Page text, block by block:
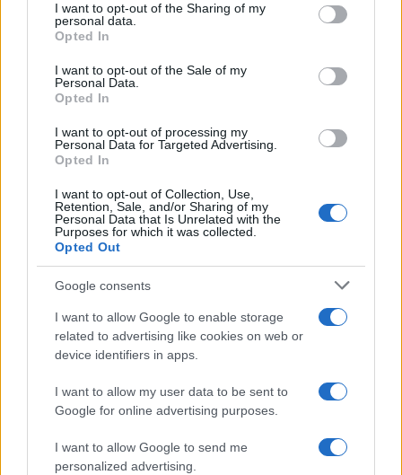
not limited to your visit or usage behaviour. You may click to
grant or deny consent to Google and its third-party tags to
use your data for below specified purposes in below Google
consent section.
I want to opt-out of the Sharing of my
personal data.
Opted In
I want to opt-out of the Sale of my
Personal Data.
Opted In
I want to opt-out of processing my
Personal Data for Targeted Advertising.
Opted In
I want to opt-out of Collection, Use,
Retention, Sale, and/or Sharing of my
Personal Data that Is Unrelated with the
Purposes for which it was collected.
Opted Out
Google consents
I want to allow Google to enable storage
related to advertising like cookies on web or
device identifiers in apps.
I want to allow my user data to be sent to
Google for online advertising purposes.
I want to allow Google to send me
personalized advertising.
Sigue leyendo
RECETAS
Plan de comidas semanal con recetas rápidas y
económicas